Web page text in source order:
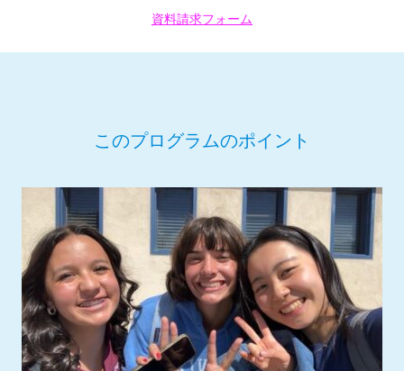
資料請求フォーム
このプログラムのポイント